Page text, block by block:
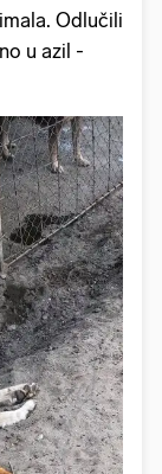
Odlučili
u azil -